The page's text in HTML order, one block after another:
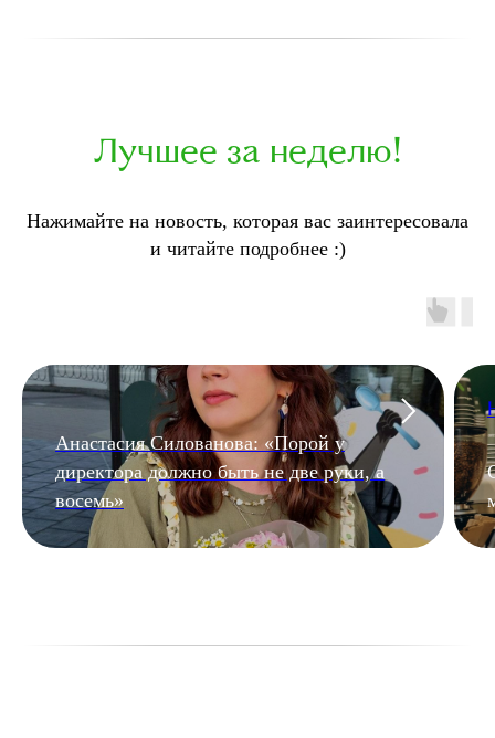
Лучшее за неделю!
Нажимайте на новость, которая вас заинтересовала
и читайте подробнее :)
Анастасия Силованова: «Порой у
директора должно быть не две руки, а
восемь»